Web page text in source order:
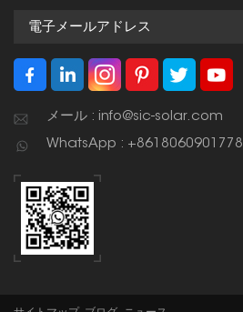
メール : info@sic-solar.com
WhatsApp : +8618060901778